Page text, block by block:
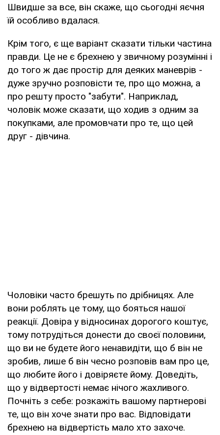
Швидше за все, він скаже, що сьогодні яєчня
їй особливо вдалася.
Крім того, є ще варіант сказати тільки частина
правди. Це не є брехнею у звичному розумінні і
до того ж дає простір для деяких маневрів -
дуже зручно розповісти те, про що можна, а
про решту просто "забути". Наприклад,
чоловік може сказати, що ходив з одним за
покупками, але промовчати про те, що цей
друг - дівчина.
Чоловіки часто брешуть по дрібницях. Але
вони роблять це тому, що бояться нашої
реакції. Довіра у відносинах дорогого коштує,
тому потрудіться донести до своєї половини,
що ви не будете його ненавидіти, що б він не
зробив, лише б він чесно розповів вам про це,
що любите його і довіряєте йому. Доведіть,
що у відвертості немає нічого жахливого.
Почніть з себе: розкажіть вашому партнерові
те, що він хоче знати про вас. Відповідати
брехнею на відвертість мало хто захоче.